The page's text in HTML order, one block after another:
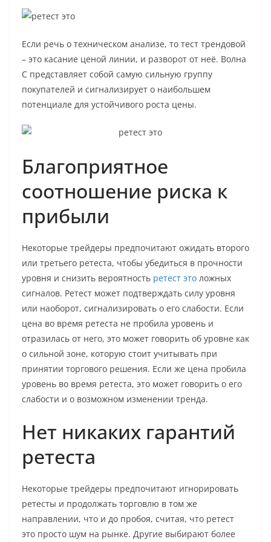
Если речь о техническом анализе, то тест трендовой
– это касание ценой линии, и разворот от неё. Волна
С представляет собой самую сильную группу
покупателей и сигнализирует о наибольшем
потенциале для устойчивого роста цены.
Благоприятное
соотношение риска к
прибыли
Некоторые трейдеры предпочитают ожидать второго
или третьего ретеста, чтобы убедиться в прочности
уровня и снизить вероятность ретест это ложных
сигналов. Ретест может подтверждать силу уровня
или наоборот, сигнализировать о его слабости. Если
цена во время ретеста не пробила уровень и
отразилась от него, это может говорить об уровне как
о сильной зоне, которую стоит учитывать при
принятии торгового решения. Если же цена пробила
уровень во время ретеста, это может говорить о его
слабости и о возможном изменении тренда.
Нет никаких гарантий
ретеста
Некоторые трейдеры предпочитают игнорировать
ретесты и продолжать торговлю в том же
направлении, что и до пробоя, считая, что ретест
это просто шум на рынке. Другие выбирают более